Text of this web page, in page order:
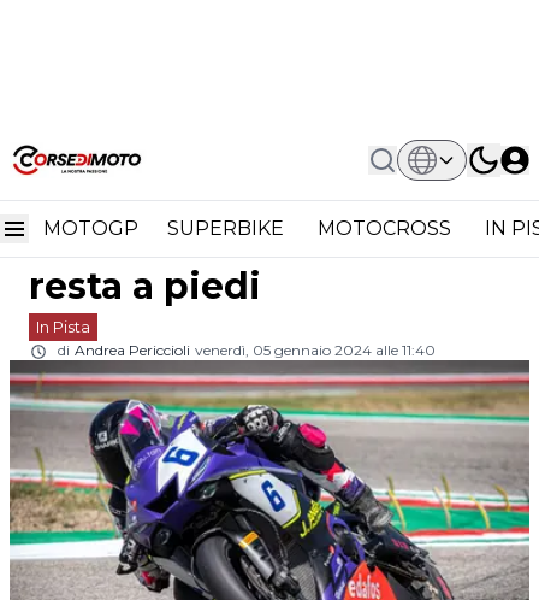
MOTOGP SUPERBIKE MOTOCROSS IN
Home In Pista
CIV Supersport: Emanuele Pusceddu
CIV Supersport:
Emanuele Pusceddu
resta a piedi
In Pista
di Andrea Periccioli venerdì, 05 gennaio 2024 alle 11:40